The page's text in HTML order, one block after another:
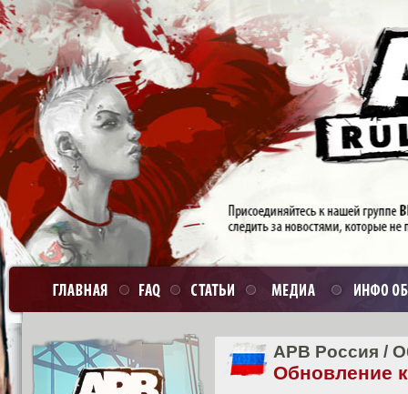
APB Россия /
Обновление